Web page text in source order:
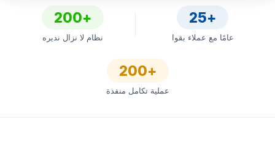
+25
عامًا مع عملاء بقوا
+200
نظام لا نزال نديره
+200
عملية تكامل منفذة
الجمعيات الخيرية والمنظمات غير الربحية